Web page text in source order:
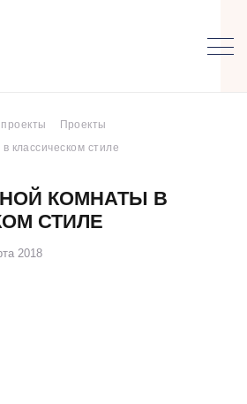
Проекты
классическом стиле
КОМНАТЫ В
СТИЛЕ
2018